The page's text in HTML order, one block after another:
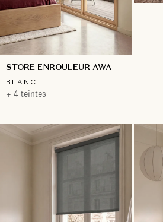
STORE ENROULEUR AWA
BLANC
+ 4 teintes